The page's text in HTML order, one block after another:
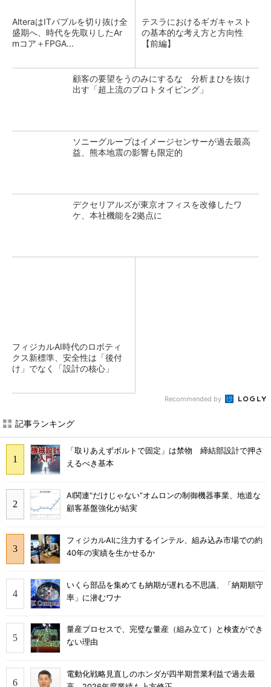
AlteraはITバブルを切り抜け全
盛期へ、時代を先取りしたAr
mコア＋FPGA...
テスラにおけるギガキャスト
の基本的な考え方と方向性
【前編】
顧客の要望をうのみにするな 分析まひを抜け
出す「超上流のプロトタイピング」
ソニーグループはイメージセンサーが過去最高
益、熊本地震の影響も限定的
デクセリアルズが東京オフィスを改修したワ
ケ、本社機能を2拠点に
フィジカルAI時代のロボティ
クス新標準、安全性は「後付
け」でなく「設計の核心」
Recommended by
記事ランキング
「取りあえずボルトで固定」は禁物 締結部設計で押さ
えるべき基本
AI関連“だけじゃない”オムロンの制御機器事業、地道な
顧客基盤強化が結実
フィジカルAIに注力するインテル、組み込み市場での約
40年の実績を生かせるか
いくら部品を集めても納期が遅れる不思議、「納期順守
率」に潜むワナ
量産プロセスで、完璧な量産（組み立て）と検査ができ
ない理由
電動化戦略見直しのホンダが四半期営業利益で過去最